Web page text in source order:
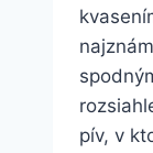
pív, v